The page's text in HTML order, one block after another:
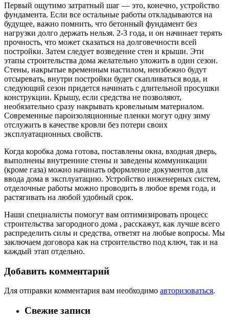
Первый ощутимо затратный шаг — это, конечно, устройство
фундамента. Если все остальные работы откладываются на
будущее, важно помнить, что бетонный фундамент без
нагрузки долго держать нельзя. 2-3 года, и он начинает терять
прочность, что может сказаться на долговечности всей
постройки. Затем следует возведение стен и крыши. Эти
этапы строительства дома желательно уложить в один сезон.
Стены, накрытые временным настилом, неизбежно будут
отсыревать, внутри постройки будет скапливаться вода, и
следующий сезон придется начинать с длительной просушки
конструкции. Крышу, если средства не позволяют,
необязательно сразу накрывать кровельным материалом.
Современные пароизоляционные пленки могут одну зиму
отслужить в качестве кровли без потери своих
эксплуатационных свойств.
Когда коробка дома готова, поставлены окна, входная дверь,
выполнены внутренние стены и заведены коммуникации
(кроме газа) можно начинать оформление документов для
ввода дома в эксплуатацию. Устройство инженерных систем,
отделочные работы можно проводить в любое время года, и
растягивать на любой удобный срок.
Наши специалисты помогут вам оптимизировать процесс
строительства загородного дома , расскажут, как лучше всего
распределить силы и средства, ответят на любые вопросы. Мы
заключаем договора как на строительство под ключ, так и на
каждый этап отдельно.
Добавить комментарий
Для отправки комментария вам необходимо авторизоваться.
Свежие записи